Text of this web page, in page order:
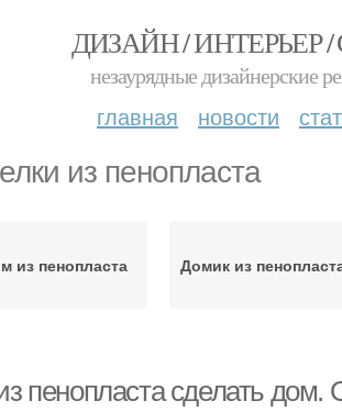
ДИЗАЙН / ИНТЕРЬЕР
незаурядные дизайнерские
главная новости
из пенопласта
из пенопласта Домик из
пенопласта сделать